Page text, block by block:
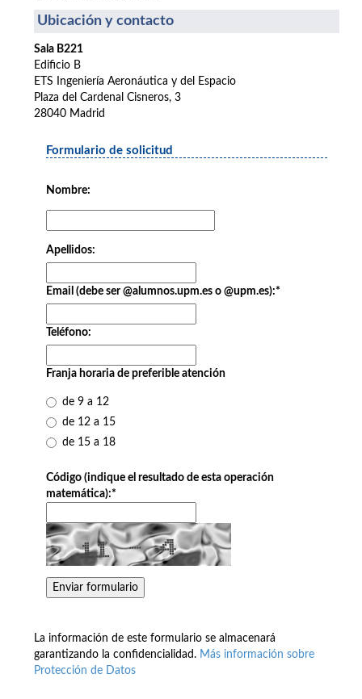
Ubicación y contacto
Sala B221
Edificio B
ETS Ingeniería Aeronáutica y del Espacio
Plaza del Cardenal Cisneros, 3
28040 Madrid
Formulario de solicitud
Nombre:
Apellidos:
Email (debe ser @alumnos.upm.es o @upm.es):*
Teléfono:
Franja horaria de preferible atención
de 9 a 12
de 12 a 15
de 15 a 18
Código (indique el resultado de esta operación
matemática):*
La información de este formulario se almacenará
garantizando la confidencialidad. Más información sobre
Protección de Datos